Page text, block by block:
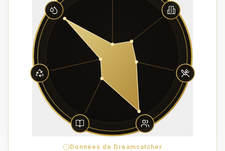
Données de Dreamcatcher